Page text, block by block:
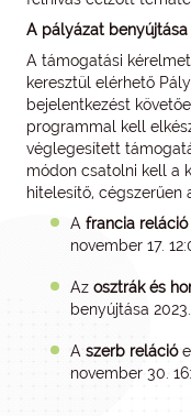
A pályázat benyújtása
A támogatási
keresztül elérhető
bejelentkezést
programmal kell
véglegesített
módon csatolni kell a
hitelesítő, cégszerűen
A francia reláció
november 17.
Az osztrák és
benyújtása
A szerb reláció
november 30.